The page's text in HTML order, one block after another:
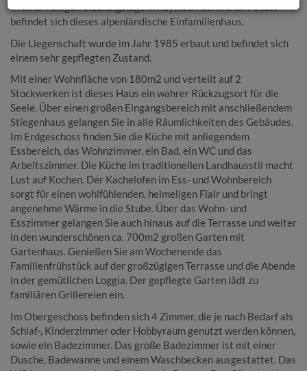
In einer ruhigen Siedlungslage im idyllisch-dörflichen Astätt
befindet sich dieses alpenländische Einfamilienhaus.
Die Liegenschaft wurde im Jahr 1985 erbaut und befindet sich
einem sehr gepflegten Zustand.
Mit einer Wohnfläche von 180m2 und verteilt auf 2
Stockwerken ist dieses Haus ein wahrer Rückzugsort für die
Seele. Über einen großen Eingangsbereich mit anschließendem
Stiegenhaus gelangen Sie in alle Räumlichkeiten des Gebäudes.
Im Erdgeschoss finden Sie die Küche mit anliegendem
Essbereich, das Wohnzimmer, ein Bad, ein WC und das
Arbeitszimmer. Die Küche im traditionellen Landhausstil macht
Lust auf Kochen. Der Kachelofen im Ess- und Wohnbereich
sorgt für einen wohlfühlenden, heimeligen Flair und bringt
angenehme Wärme in die Stube. Über das Wohn- und
Esszimmer gelangen Sie auch hinaus auf die Terrasse und weiter
in den wunderschönen ca. 700m2 großen Garten mit
Gartenhaus. Genießen Sie am Wochenende das
Familienfrühstück auf der großzügigen Terrasse und die Abende
in der gemütlichen Loggia. Der gepflegte Garten lädt zu
familiären Grillereien ein.
Im Obergeschoss befinden sich 4 Zimmer, die je nach Bedarf als
Schlaf-, Kinderzimmer oder Hobbyraum genutzt werden können,
sowie ein Badezimmer. Das große Badezimmer ist mit einer
Dusche, Badewanne und einem Waschbecken ausgestattet. Das